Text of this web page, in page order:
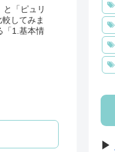
と「ピュリ
してみま
「1.基本情
▶